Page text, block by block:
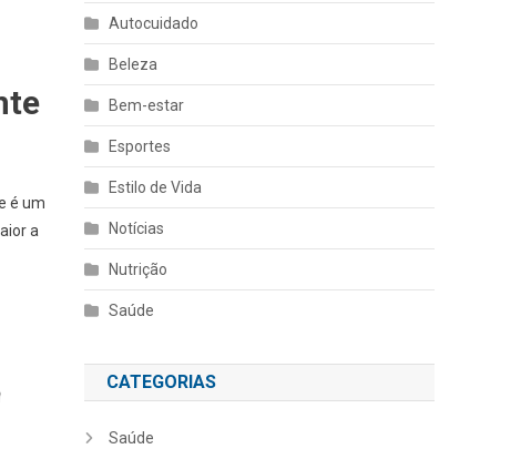
é um
a
Autocuidado
Beleza
Bem-estar
Esportes
Estilo de Vida
Notícias
Nutrição
Saúde
CATEGORIAS
Saúde